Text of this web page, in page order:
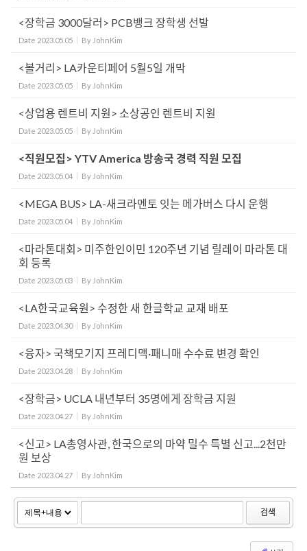
<장학금 3000달러> PCB뱅크 장학생 선발
Date 2023.05.05 By JohnKim
<볼거리> LA카운티페어 5월5일 개막
Date 2023.05.05 By JohnKim
<상업용 렌트비 지원> 소상공인 렌트비 지원
Date 2023.05.05 By JohnKim
<직원모집> YTV America 방송국 경력 직원 모집
Date 2023.05.04 By JohnKim
<MEGA BUS> LA-새크라멘토 잇는 메가버스 다시 운행
Date 2023.05.04 By JohnKim
<마라톤대회> 미주한인이민 120주년 기념 릴레이 마라톤 대
회 등록
Date 2023.05.03 By JohnKim
<LA한국교육원> 수정한 새 한글학교 교재 배포
Date 2023.04.30 By JohnKim
<융자> 국책모기지 프레디맥·패니매 수수료 변경 확인
Date 2023.04.28 By JohnKim
<장학금> UCLA 내년부터 35명에게 장학금 지원
Date 2023.04.27 By JohnKim
<신고> LA총영사관, 한국으로의 마약 밀수 특별 신고...2천만
원 보상
Date 2023.04.27 By JohnKim
검색